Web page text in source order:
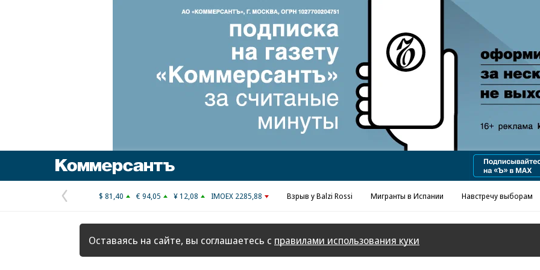
Реклама в «Ъ» www.kommersant.ru/ad
Предыдущая
страница
$ 81,40 € 94,05 ¥ 12,08 IMOEX 2285,88 Взрыв у Balzi Rossi Мигранты в Испании Навстречу выборам
Оставаясь на сайте, вы соглашаетесь с правилами использования куки